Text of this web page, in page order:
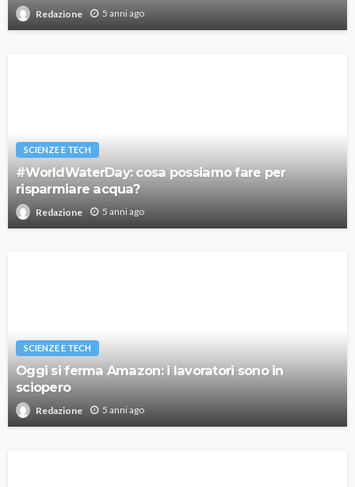
Redazione 5 anni ago
SCIENZE E TECH
#WorldWaterDay: cosa possiamo fare per
risparmiare acqua?
Redazione 5 anni ago
SCIENZE E TECH
Oggi si ferma Amazon: i lavoratori sono in
sciopero
Redazione 5 anni ago